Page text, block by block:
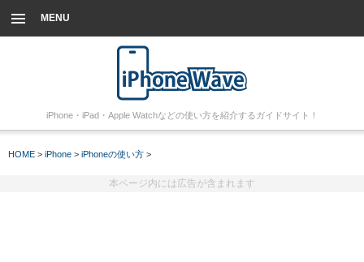
MENU
iPhone・iPad・Apple Watchなどの使い方を紹介するガイドサイト！
HOME > iPhone > iPhoneの使い方 >
本ページ内には広告が含まれます